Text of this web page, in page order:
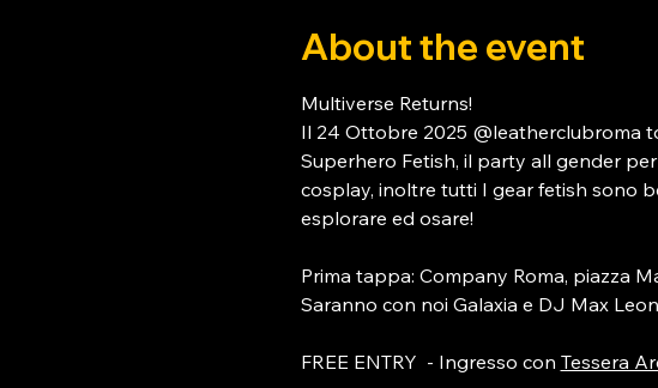
About the event
Multiverse Returns!
Il 24 Ottobre 2025 @leatherclubroma
Superhero Fetish, il party all gender
cosplay, inoltre tutti I gear fetish sono
esplorare ed osare!
Prima tappa: Company Roma, piazza
Saranno con noi Galaxia e DJ Max
FREE ENTRY  - Ingresso con Tessera